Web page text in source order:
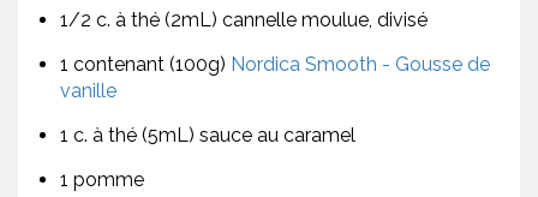
1/2 c. à thé (2mL) cannelle moulue, divisé
1 contenant (100g) Nordica Smooth - Gousse de
vanille
1 c. à thé (5mL) sauce au caramel
1 pomme